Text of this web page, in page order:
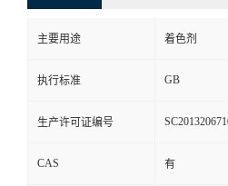
主要用途 着色剂
执行标准 GB
生产许可证编号
CAS 有